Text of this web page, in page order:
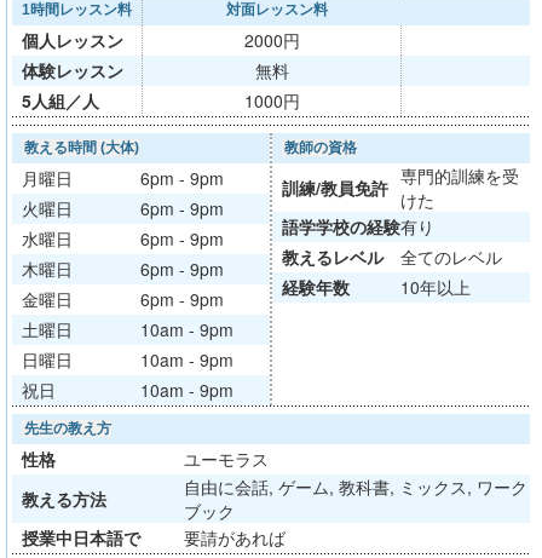
1時間レッスン料 対面レッスン料
個人レッスン
2000円
体験レッスン
無料
5人組／人
1000円
教える時間 (大体)
月曜日
6pm - 9pm
火曜日
6pm - 9pm
水曜日
6pm - 9pm
木曜日
6pm - 9pm
金曜日
6pm - 9pm
土曜日
10am - 9pm
日曜日
10am - 9pm
祝日
10am - 9pm
教師の資格
訓練/教員免許 専門的訓練を受
けた
語学学校の経験有り
教えるレベル
全てのレベル
経験年数
10年以上
先生の教え方
性格
ユーモラス
教える方法
自由に会話, ゲーム, 教科書, ミックス, ワーク
ブック
授業中日本語で
要請があれば